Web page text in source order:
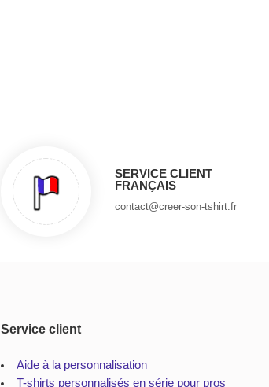
SERVICE CLIENT
FRANÇAIS
contact@creer-son-tshirt.fr
Service client
Aide à la personnalisation
T-shirts personnalisés en série pour pros